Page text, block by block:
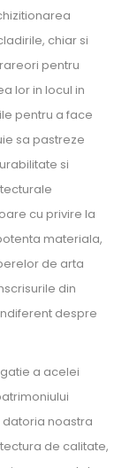
chiar si
pentru
lor in locul in
pentru a face
sa pastreze
si
cu privire la
materiala,
de arta
din
despre
a acelei
datoria noastra
de calitate,